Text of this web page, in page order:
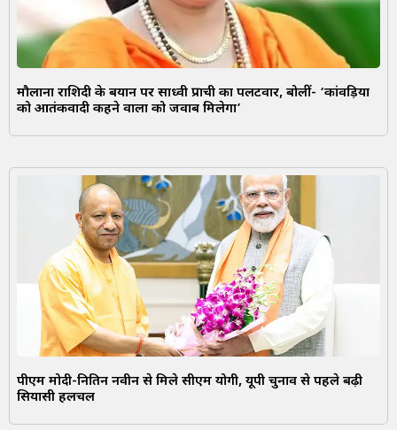
मौलाना राशिदी के बयान पर साध्वी प्राची का पलटवार, बोलीं- ‘कांवड़ियों
को आतंकवादी कहने वालों को जवाब मिलेगा’
पीएम मोदी-नितिन नवीन से मिले सीएम योगी, यूपी चुनाव से पहले बढ़ी
सियासी हलचल